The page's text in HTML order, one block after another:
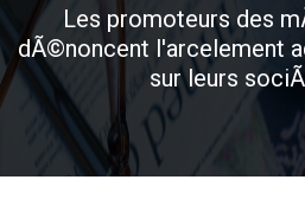
Les promoteurs des
dÃ©noncent l'arcelement
sur leurs